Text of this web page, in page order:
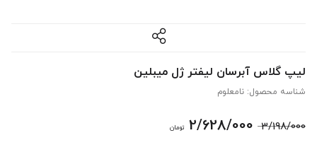
لیپ گلاس آبرسان لیفتر ژل میبلین
شناسه محصول: نامعلوم
3/198/000 قیمت
2/628/000 تومانقیمت